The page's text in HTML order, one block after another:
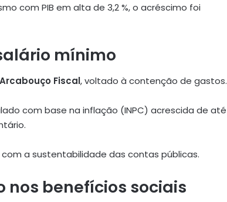
com PIB em alta de 3,2 %, o acréscimo foi
mínimo
Fiscal, voltado à contenção de gastos.
com base na inflação (INPC) acrescida de até
a sustentabilidade das contas públicas.
nos benefícios sociais